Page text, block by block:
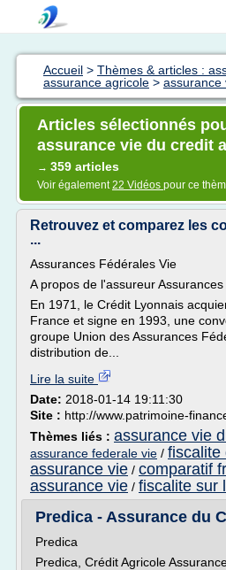
Accueil > Thèmes & articles :
assurance agricole > assurance
Articles sélectionnés
assurance vie du credit
→ 359 articles
Voir également22 Vidéos pour ce
Retrouvez et comparez les
...
Assurances Fédérales Vie
A propos de l'assureur
En 1971, le Crédit Lyonnais
France et signe en 1993, une
groupe Union des Assurances
distribution de...
Lire la suite
Date: 2018-01-14 19:11:30
Site : http://www.patrimoine-
Thèmes liés : assurance vie
assurance federale vie / fiscalite
assurance vie / comparatif
assurance vie / fiscalite sur
Predica - Assurance du
Predica
Predica, Crédit Agricole